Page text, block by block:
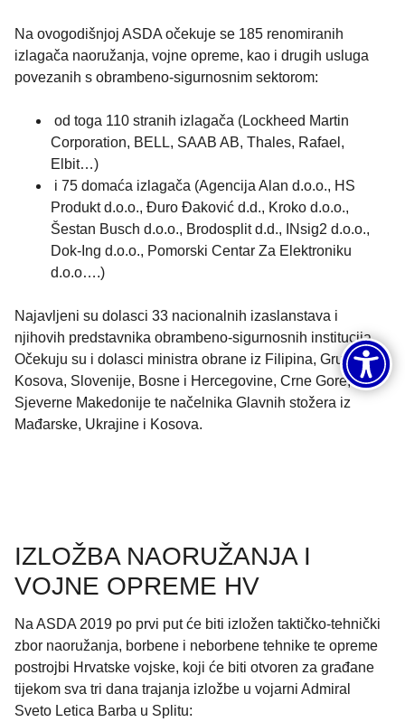
Na ovogodišnjoj ASDA očekuje se 185 renomiranih
izlagača naoružanja, vojne opreme, kao i drugih usluga
povezanih s obrambeno-sigurnosnim sektorom:
od toga 110 stranih izlagača (Lockheed Martin
Corporation, BELL, SAAB AB, Thales, Rafael,
Elbit…)
i 75 domaća izlagača (Agencija Alan d.o.o., HS
Produkt d.o.o., Đuro Đaković d.d., Kroko d.o.o.,
Šestan Busch d.o.o., Brodosplit d.d., INsig2 d.o.o.,
Dok-Ing d.o.o., Pomorski Centar Za Elektroniku
d.o.o….)
Najavljeni su dolasci 33 nacionalnih izaslanstava i
njihovih predstavnika obrambeno-sigurnosnih institucija.
Očekuju su i dolasci ministra obrane iz Filipina, Gruzije,
Kosova, Slovenije, Bosne i Hercegovine, Crne Gore,
Sjeverne Makedonije te načelnika Glavnih stožera iz
Mađarske, Ukrajine i Kosova.
IZLOŽBA NAORUŽANJA I
VOJNE OPREME HV
Na ASDA 2019 po prvi put će biti izložen taktičko-tehnički
zbor naoružanja, borbene i neborbene tehnike te opreme
postrojbi Hrvatske vojske, koji će biti otvoren za građane
tijekom sva tri dana trajanja izložbe u vojarni Admiral
Sveto Letica Barba u Splitu: